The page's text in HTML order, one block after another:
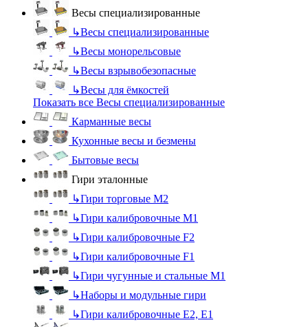
Весы специализированные
↳Весы специализированные
↳Весы монорельсовые
↳Весы взрывобезопасные
↳Весы для ёмкостей
Показать все Весы специализированные
Карманные весы
Кухонные весы и безмены
Бытовые весы
Гири эталонные
↳Гири торговые М2
↳Гири калибровочные М1
↳Гири калибровочные F2
↳Гири калибровочные F1
↳Гири чугунные и стальные М1
↳Наборы и модульные гири
↳Гири калибровочные E2, Е1